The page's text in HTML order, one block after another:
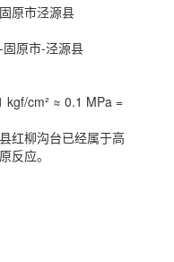
原市泾源县
原市-泾源县
kgf/cm² ≈ 0.1 MPa =
红柳沟台已经属于高
反应。